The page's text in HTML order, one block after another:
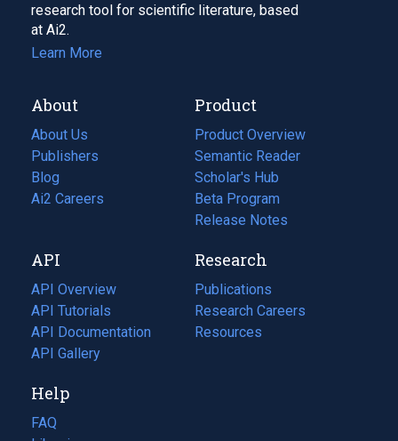
research tool for scientific literature, based
at Ai2.
Learn More
About
About Us
Publishers
Blog
(opens
in
tab)
Ai2 Careers
(opens
new
tab)
Product
Product Overview
Semantic Reader
Scholar's Hub
Beta Program
Release Notes
API
API Overview
API Tutorials
API Documentation
(opens
in
new
tab)
API Gallery
Research
Publications
(opens
in
a
Research Careers
(opens
in
Resources
(opens
Help
FAQ